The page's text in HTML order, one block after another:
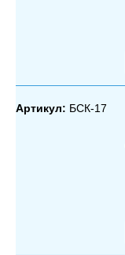
Артикул: БСК-17